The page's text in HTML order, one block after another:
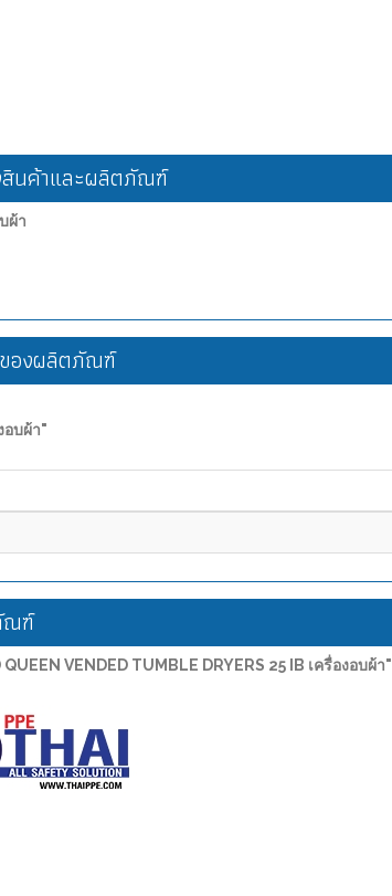
งสินค้าและผลิตภัณฑ์
ผ้า
ของผลิตภัณฑ์
อบผ้า"
ณฑ์
VENDED TUMBLE DRYERS 25 IB เครื่องอบผ้า"